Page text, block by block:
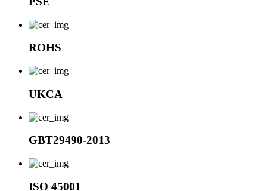
ROHS
UKCA
GBT29490-2013
ISO 45001